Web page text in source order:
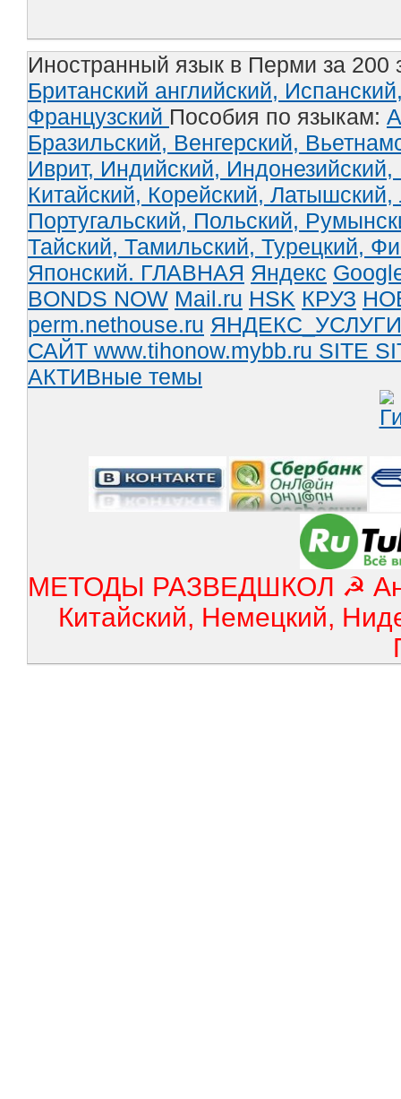
Иностранный язык в Перми за 200
Британский английский,
Французский Пособия по языкам:
Бразильский, Венгерский,
Иврит, Индийский, Индонезийский,
Китайский, Корейский, Латышский,
Португальский, Польский,
Тайский, Тамильский, Турецкий,
Японский. ГЛАВНАЯ Яндекс
BONDS NOW Mail.ru HSK КРУЗ
perm.nethouse.ru ЯНДЕКС_УСЛУГИ
САЙТ www.tihonow.mybb.ru SITE
АКТИВные темы
МЕТОДЫ РАЗВЕДШКОЛ ☭
Китайский, Немецкий,